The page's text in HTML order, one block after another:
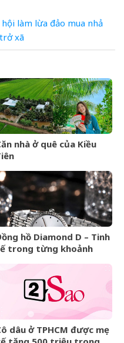
hội làm lừa đảo mua nhả
trở xã
nhà ở quê của Kiều
hồ Diamond D – Tinh
trong từng khoảnh
dâu ở TPHCM được mẹ